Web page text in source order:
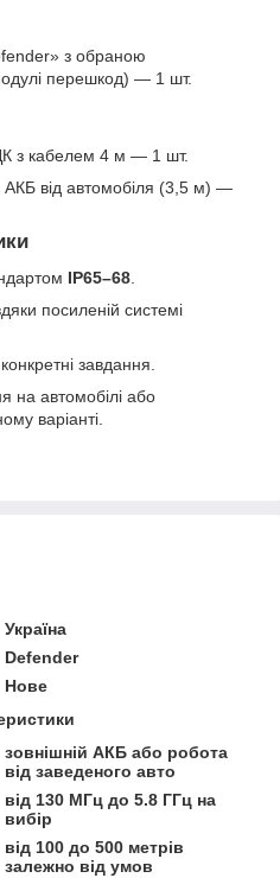
з обраною
перешкод) — 1 шт.
з кабелем 4 м — 1 шт.
від автомобіля (3,5 м) —
IP65–68
посиленій системі
завдання.
на автомобілі або
варіанті.
Україна
Defender
Нове
зовнішній АКБ або робота
від заведеного авто
від 130 МГц до 5.8 ГГц на
вибір
від 100 до 500 метрів
залежно від умов